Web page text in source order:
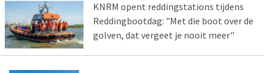
KNRM opent reddingstations tijdens
Reddingbootdag: "Met die boot over de
golven, dat vergeet je nooit meer"